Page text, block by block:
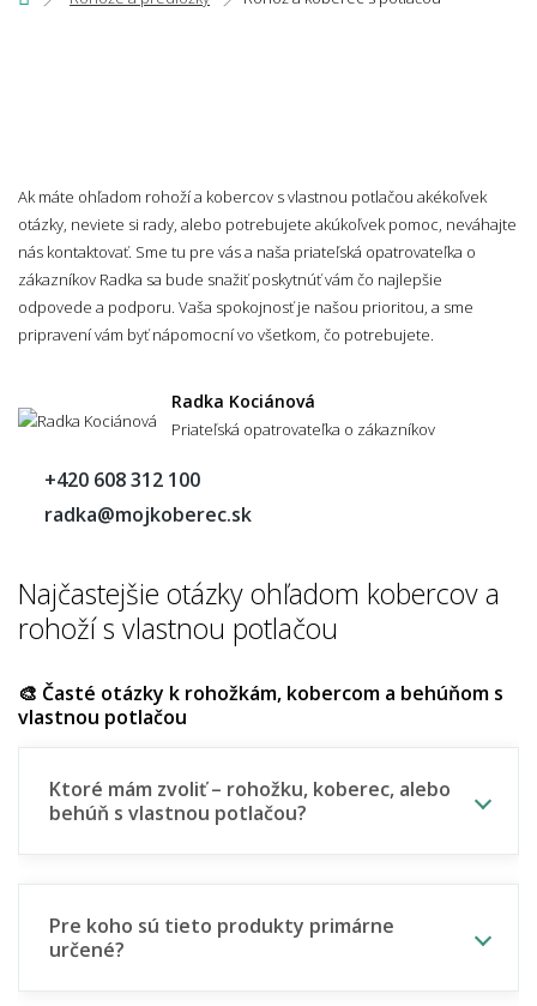
Ak máte ohľadom rohoží a kobercov s vlastnou potlačou akékoľvek
otázky, neviete si rady, alebo potrebujete akúkoľvek pomoc, neváhajte
nás kontaktovať. Sme tu pre vás a naša priateľská opatrovateľka o
zákazníkov Radka sa bude snažiť poskytnúť vám čo najlepšie
odpovede a podporu. Vaša spokojnosť je našou prioritou, a sme
pripravení vám byť nápomocní vo všetkom, čo potrebujete.
Radka Kociánová
Priateľská opatrovateľka o zákazníkov
+420 608 312 100
radka@mojkoberec.sk
Najčastejšie otázky ohľadom kobercov a
rohoží s vlastnou potlačou
🎨 Časté otázky k rohožkám, kobercom a behúňom s
vlastnou potlačou
Ktoré mám zvoliť – rohožku, koberec, alebo
behúň s vlastnou potlačou?
Pre koho sú tieto produkty primárne
určené?